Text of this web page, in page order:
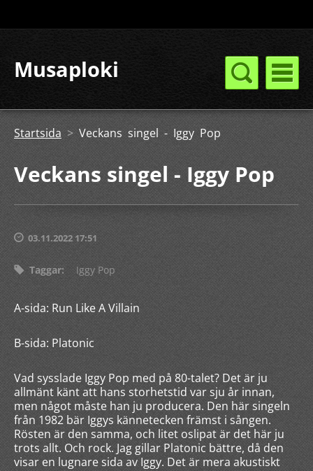
Musaploki
Startsida > Veckans singel - Iggy Pop
Veckans singel - Iggy Pop
03.11.2022 17:51
Taggar: Iggy Pop
A-sida: Run Like A Villain
B-sida: Platonic
Vad sysslade Iggy Pop med på 80-talet? Det är ju
allmänt känt att hans storhetstid var sju år innan,
men något måste han ju producera. Den här singeln
från 1982 bär Iggys kännetecken främst i sången.
Rösten är den samma, och litet oslipat är det här ju
trots allt. Och rock. Jag gillar Platonic bättre, då den
visar en lugnare sida av Iggy. Det är mera akustiskt